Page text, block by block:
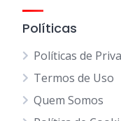
Políticas
Políticas de
Termos de Uso
Quem Somos